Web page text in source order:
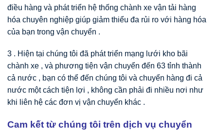
điều hàng và phát triển hệ thống chành xe vận tải hàng
hóa chuyên nghiệp giúp giảm thiểu đa rủi ro với hàng hóa
của bạn trong vận chuyển .
3 . Hiện tại chúng tôi đã phát triển mạng lưới kho bãi
chành xe , và phương tiện vận chuyển đến 63 tỉnh thành
cả nước , bạn có thể đến chúng tôi và chuyển hàng đi cả
nước một cách tiện lợi , không cần phải đi nhiều nơi như
khi liên hệ các đơn vị vận chuyển khác .
Cam kết từ chúng tôi trên dịch vụ chuyển